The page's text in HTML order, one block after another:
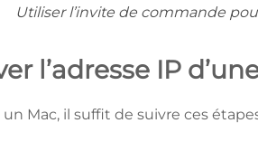
Utiliser l’invite de commande
l’adresse IP
Mac, il suffit de suivre ces